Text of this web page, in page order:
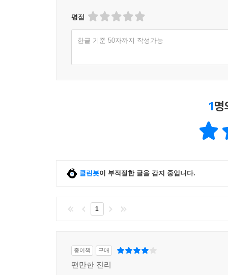
평점
한글 기준 50자까지 작성가능
1명
클린봇이 부적절한 글을 감지 중입니다.
1
종이책 구매
편만한 진리